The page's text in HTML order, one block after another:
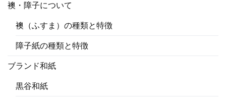
襖・障子について
襖（ふすま）の種類と特徴
障子紙の種類と特徴
ブランド和紙
黒谷和紙